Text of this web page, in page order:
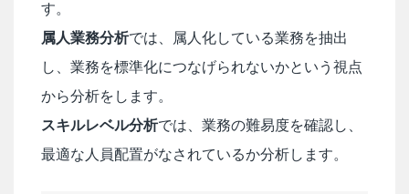
す。
属人業務分析では、属人化している業務を抽出
し、業務を標準化につなげられないかという視点
から分析をします。
スキルレベル分析では、業務の難易度を確認し、
最適な人員配置がなされているか分析します。